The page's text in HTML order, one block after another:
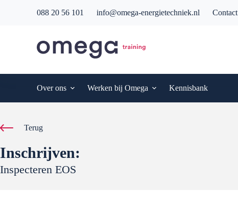
e
h
d
088 20 56 101 info@omega-energietechniek.nl Contact
Over ons Werken bij Omega Kennisbank
Terug
Inschrijven:
Inspecteren EOS